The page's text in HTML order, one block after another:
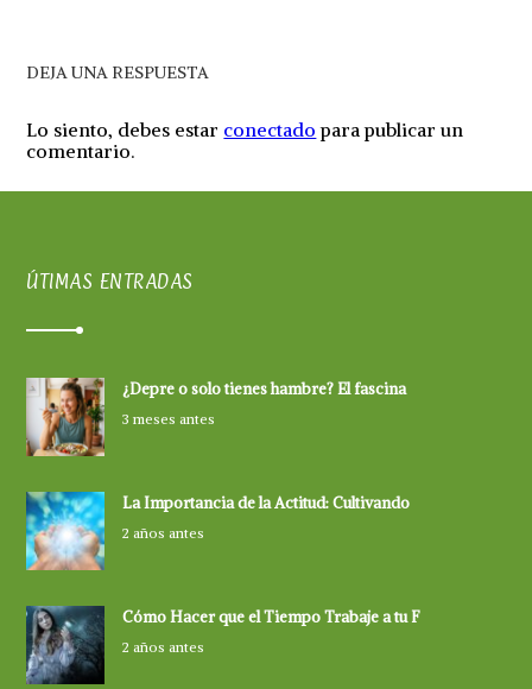
DEJA UNA RESPUESTA
Lo siento, debes estar conectado para publicar un
comentario.
ÚTIMAS ENTRADAS
¿Depre o solo tienes hambre? El fascina
3 meses antes
La Importancia de la Actitud: Cultivando
2 años antes
Cómo Hacer que el Tiempo Trabaje a tu F
2 años antes